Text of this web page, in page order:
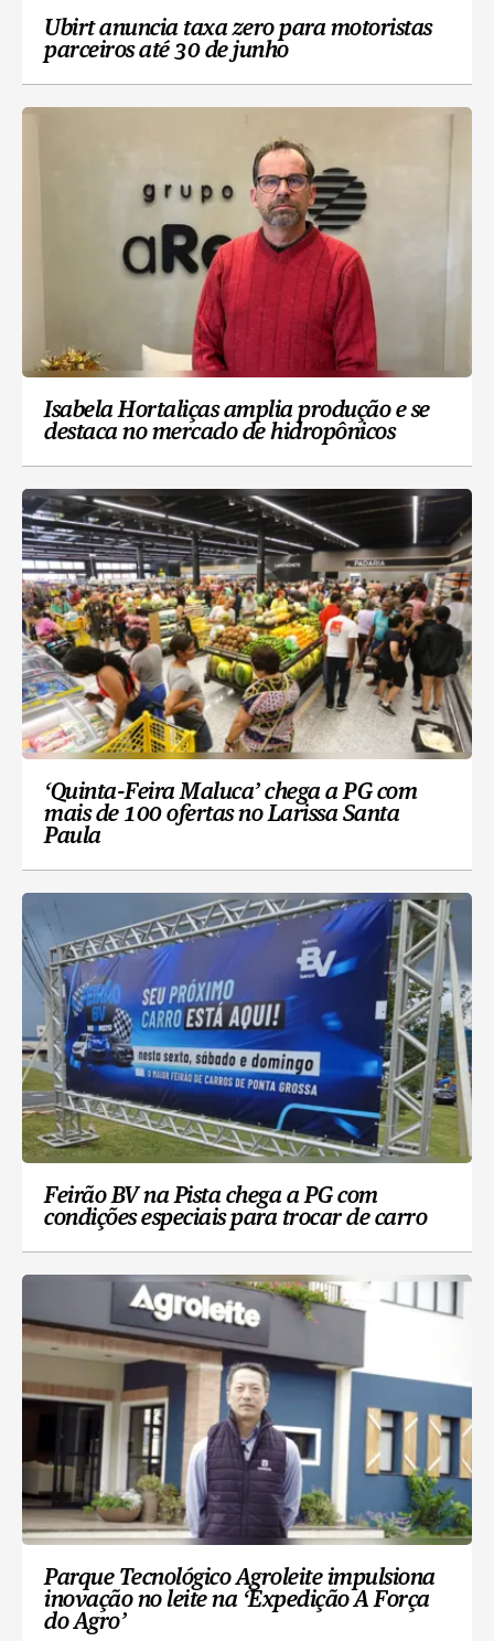
Ubirt anuncia taxa zero para motoristas
parceiros até 30 de junho
Isabela Hortaliças amplia produção e se
destaca no mercado de hidropônicos
‘Quinta-Feira Maluca’ chega a PG com
mais de 100 ofertas no Larissa Santa
Paula
Feirão BV na Pista chega a PG com
condições especiais para trocar de carro
Parque Tecnológico Agroleite impulsiona
inovação no leite na ‘Expedição A Força
do Agro’